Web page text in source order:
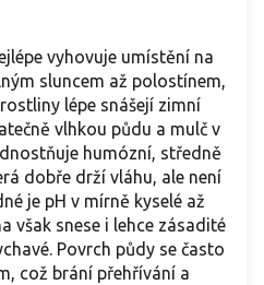
vyhovuje umístění na
sluncem až polostínem,
lépe snášejí zimní
vlhkou půdu a mulč v
humózní, středně
dobře drží vláhu, ale není
je pH v mírně kyselé až
však snese i lehce zásadité
Povrch půdy se často
což brání přehřívání a